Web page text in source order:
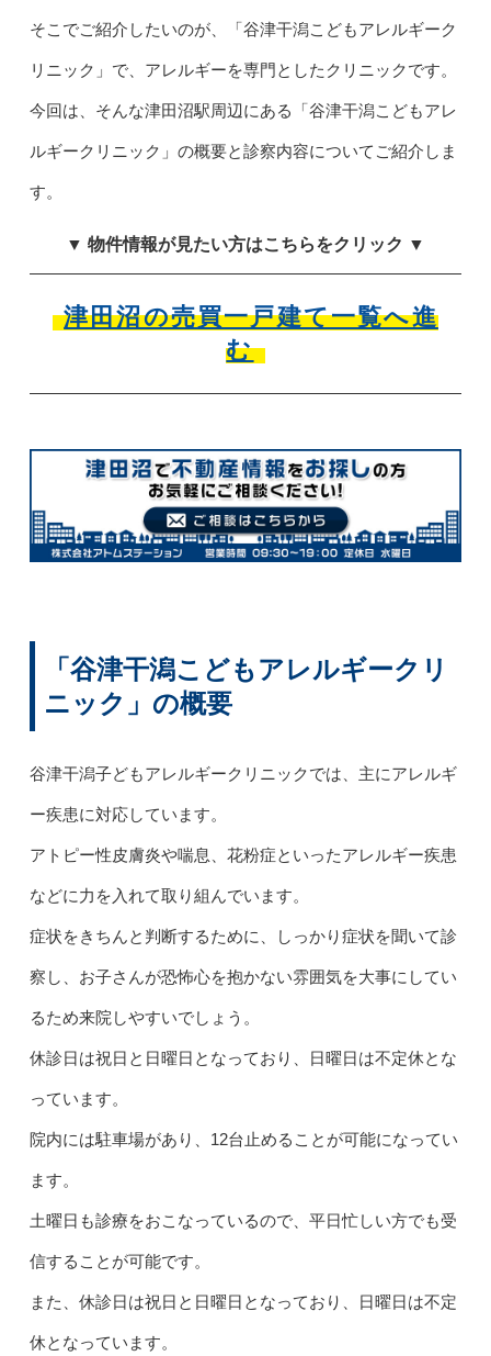
そこでご紹介したいのが、「谷津干潟こどもアレルギーク
リニック」で、アレルギーを専門としたクリニックです。
今回は、そんな津田沼駅周辺にある「谷津干潟こどもアレ
ルギークリニック」の概要と診察内容についてご紹介しま
す。
▼ 物件情報が見たい方はこちらをクリック ▼
津田沼の売買一戸建て一覧へ進
む
「谷津干潟こどもアレルギークリ
ニック」の概要
谷津干潟子どもアレルギークリニックでは、主にアレルギ
ー疾患に対応しています。
アトピー性皮膚炎や喘息、花粉症といったアレルギー疾患
などに力を入れて取り組んでいます。
症状をきちんと判断するために、しっかり症状を聞いて診
察し、お子さんが恐怖心を抱かない雰囲気を大事にしてい
るため来院しやすいでしょう。
休診日は祝日と日曜日となっており、日曜日は不定休とな
っています。
院内には駐車場があり、12台止めることが可能になってい
ます。
土曜日も診療をおこなっているので、平日忙しい方でも受
信することが可能です。
また、休診日は祝日と日曜日となっており、日曜日は不定
休となっています。